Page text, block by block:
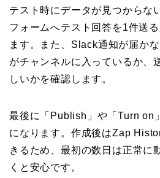
テスト時にデータが見つからな
フォームへテスト回答を1件送
ます。また、Slack通知が届か
がチャンネルに入っているか、
しいかを確認します。
最後に「Publish」や「Turn on
になります。作成後はZap
きるため、最初の数日は正常に
くと安心です。